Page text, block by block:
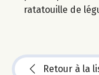
ratatouille de
Retour à la